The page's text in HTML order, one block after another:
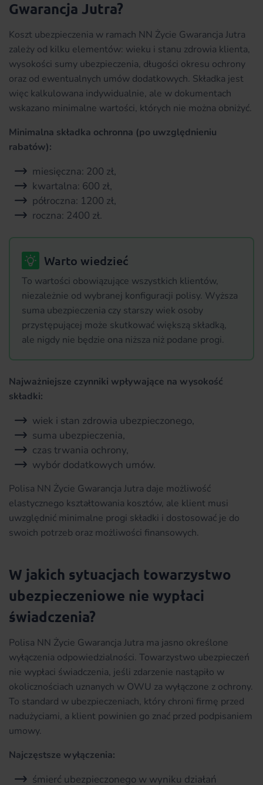
Gwarancja Jutra?
Koszt ubezpieczenia w ramach NN Życie Gwarancja Jutra
zależy od kilku elementów: wieku i stanu zdrowia klienta,
wysokości sumy ubezpieczenia, długości okresu ochrony
oraz od ewentualnych umów dodatkowych. Składka jest
więc kalkulowana indywidualnie, ale w dokumentach
wskazano minimalne wartości, których nie można obniżyć.
Minimalna składka ochronna (po uwzględnieniu
rabatów):
miesięczna: 200 zł,
kwartalna: 600 zł,
półroczna: 1200 zł,
roczna: 2400 zł.
Warto wiedzieć
To wartości obowiązujące wszystkich klientów,
niezależnie od wybranej konfiguracji polisy. Wyższa
suma ubezpieczenia czy starszy wiek osoby
przystępującej może skutkować większą składką,
ale nigdy nie będzie ona niższa niż podane progi.
Najważniejsze czynniki wpływające na wysokość
składki:
wiek i stan zdrowia ubezpieczonego,
suma ubezpieczenia,
czas trwania ochrony,
wybór dodatkowych umów.
Polisa NN Życie Gwarancja Jutra daje możliwość
elastycznego kształtowania kosztów, ale klient musi
uwzględnić minimalne progi składki i dostosować je do
swoich potrzeb oraz możliwości finansowych.
W jakich sytuacjach towarzystwo
ubezpieczeniowe nie wypłaci
świadczenia?
Polisa NN Życie Gwarancja Jutra ma jasno określone
wyłączenia odpowiedzialności. Towarzystwo ubezpieczeń
nie wypłaci świadczenia, jeśli zdarzenie nastąpiło w
okolicznościach uznanych w OWU za wyłączone z ochrony.
To standard w ubezpieczeniach, który chroni firmę przed
nadużyciami, a klient powinien go znać przed podpisaniem
umowy.
Najczęstsze wyłączenia:
śmierć ubezpieczonego w wyniku działań